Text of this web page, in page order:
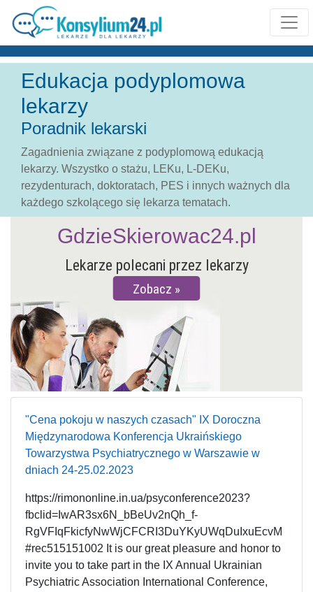
Edukacja podyplomowa
lekarzy
Poradnik lekarski
Zagadnienia związane z podyplomową edukacją
lekarzy. Wszystko o stażu, LEKu, L-DEKu,
rezydenturach, doktoratach, PES i innych ważnych dla
każdego szkolącego się lekarza tematach.
Lekarze polecani przez lekarzy
Zobacz
GdzieSkierowac24.pl
"Cena pokoju w naszych czasach" IX Doroczna
Międzynarodowa Konferencja Ukraińskiego
Towarzystwa Psychiatrycznego w Warszawie w
dniach 24-25.02.2023
https://rimononline.in.ua/psyconference2023?
fbclid=IwAR3sx6N_bBeUv2nQh_f-
RgVFIqFkicfyNwWjCFCRI3DuYKyUWqDuIxuEcvM
#rec515151002 It is our great pleasure and honor to
invite you to take part in the IX Annual Ukrainian
Psychiatric Association International Conference,